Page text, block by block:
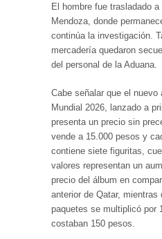
El hombre fue trasladado
Mendoza, donde
continúa la investigación.
mercadería quedaron
del personal de la Aduana.
Cabe señalar que el nuevo
Mundial 2026, lanzado a
presenta un precio sin
vende a 15.000 pesos y
contiene siete figuritas,
valores representan un
precio del álbum en
anterior de Qatar, mientras
paquetes se multiplicó por
costaban 150 pesos.